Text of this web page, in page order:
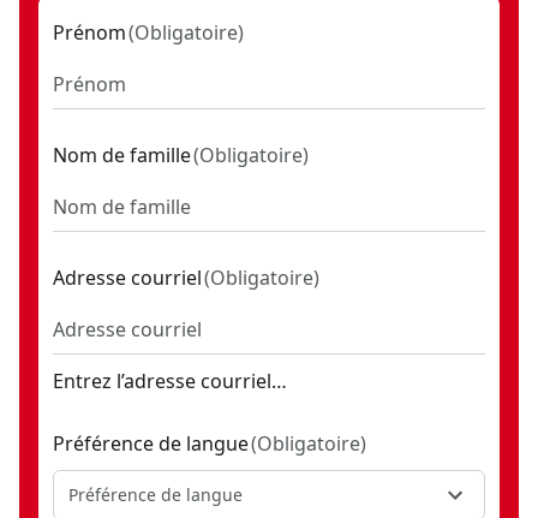
Clé à chocs sans fil 3/8 po V20* (outil seulement)
Prénom(Obligatoire)
Nom de famille(Obligatoire)
Adresse courriel(Obligatoire)
Entrez l’adresse courriel…
Préférence de langue(Obligatoire)
Préférence de langue